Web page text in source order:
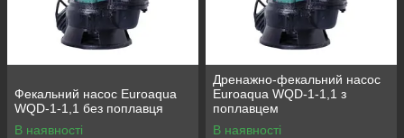
Фекальний насос Euroaqua
WQD-1-1,1 без поплавця
В наявності
Дренажно-фекальний насос
Euroaqua WQD-1-1,1 з
поплавцем
В наявності